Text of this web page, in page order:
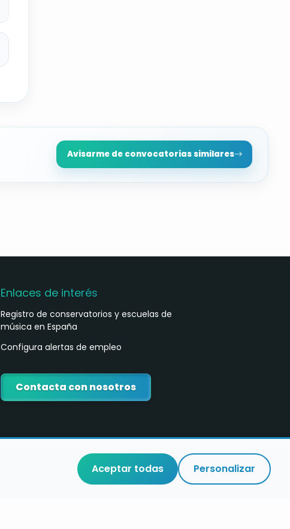
Avisarme de convocatorias similares
Enlaces de interés
Registro de conservatorios y escuelas de
música en España
Configura alertas de empleo
Contacta con nosotros
Aceptar todas Personalizar